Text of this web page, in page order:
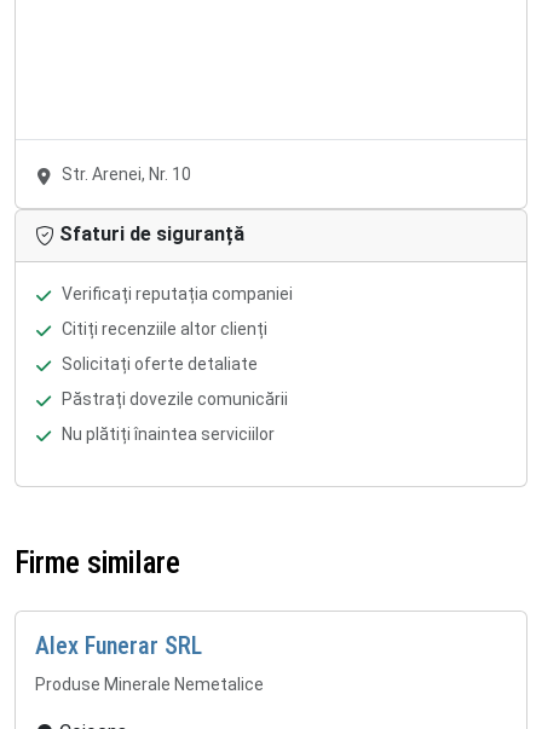
Str. Arenei, Nr. 10
Sfaturi de siguranță
Verificați reputația companiei
Citiți recenziile altor clienți
Solicitați oferte detaliate
Păstrați dovezile comunicării
Nu plătiți înaintea serviciilor
Firme similare
Alex Funerar SRL
Produse Minerale Nemetalice